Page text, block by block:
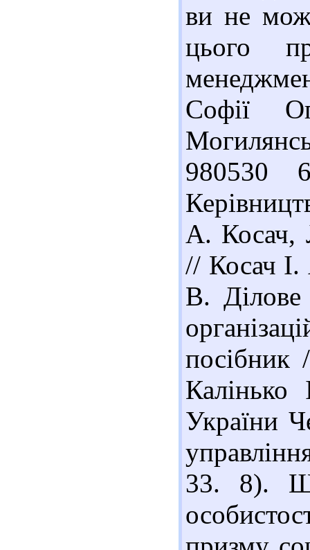
ви не
цього
Софії
980530
А. Косач,
// Косач
В. Ділове
України
33. 8).